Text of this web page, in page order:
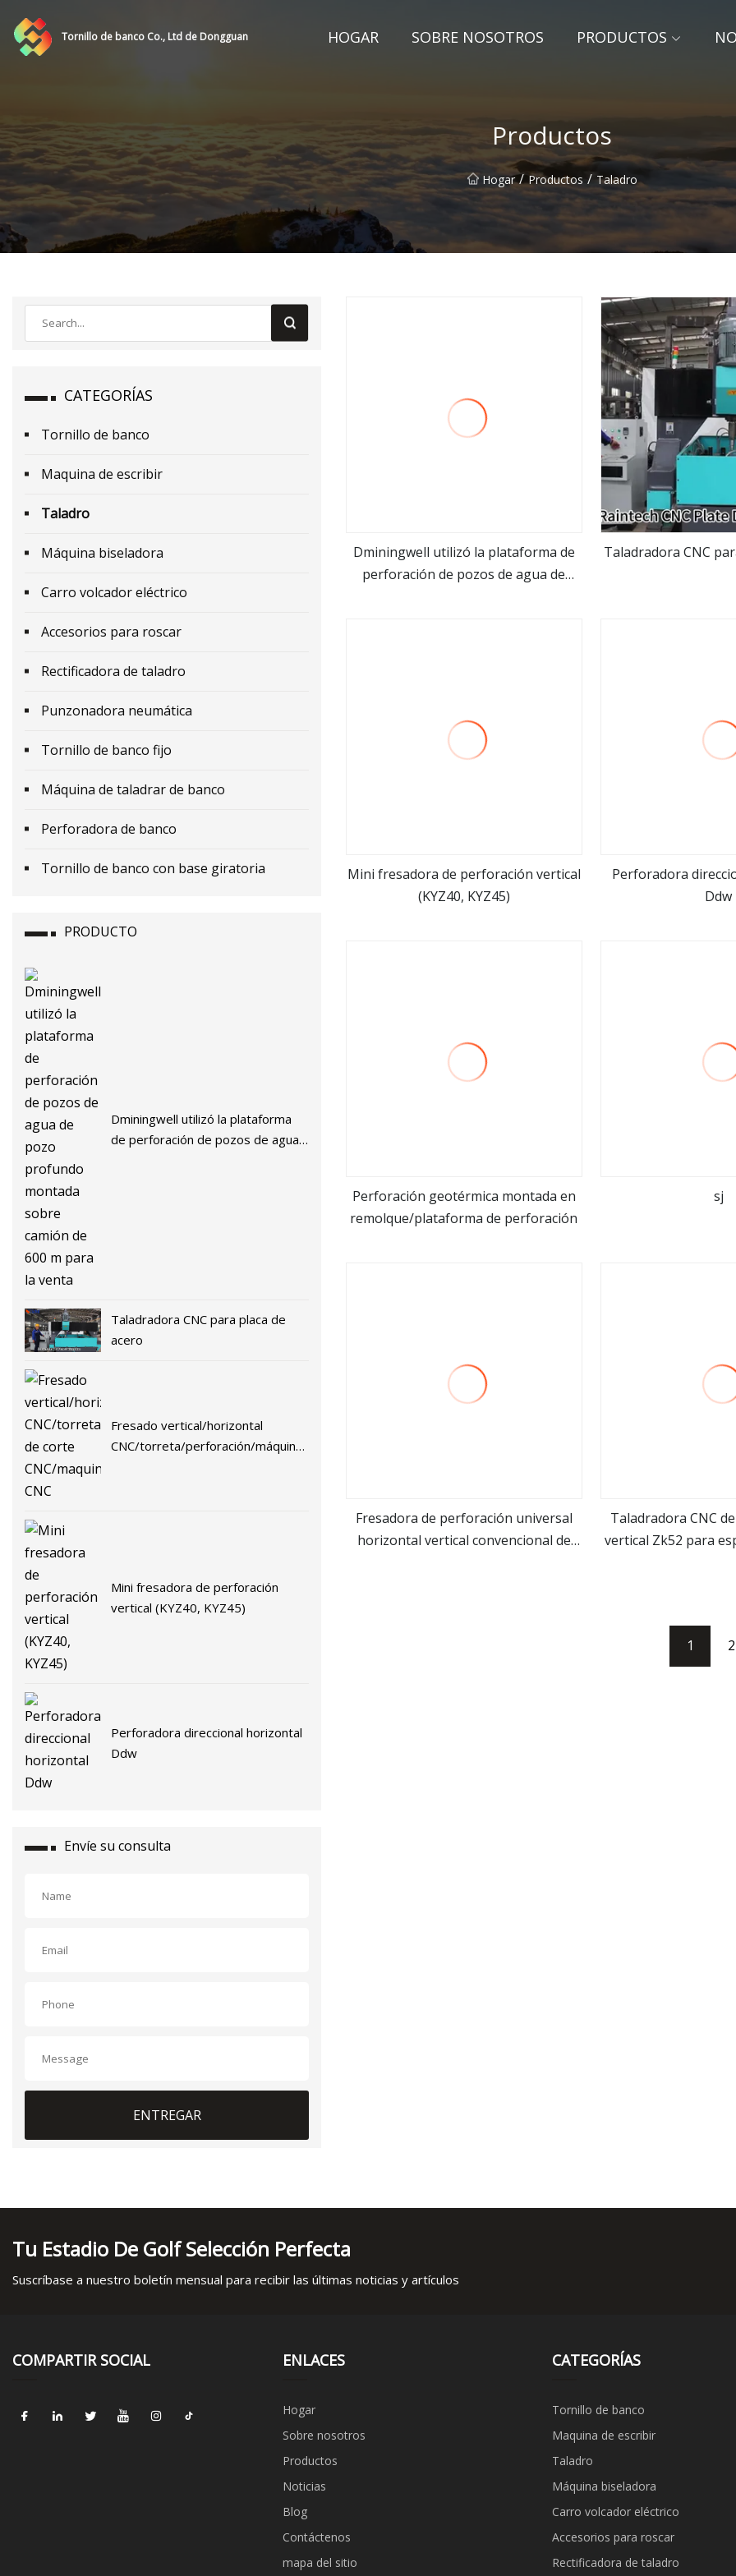
Tornillo de banco Co., Ltd de Dongguan HOGAR SOBRE NOSOTROS PRODUCTOS
Productos
Hogar / Productos / Taladro
CATEGORÍAS
Tornillo de banco
Maquina de escribir
Taladro
Máquina biseladora
Carro volcador eléctrico
Accesorios para roscar
Rectificadora de taladro
Punzonadora neumática
Tornillo de banco fijo
Máquina de taladrar de banco
Perforadora de banco
Tornillo de banco con base giratoria
PRODUCTO
Dminingwell utilizó la plataforma
de perforación de pozos de agua
Taladradora CNC para placa de
acero
Fresado vertical/horizontal
CNC/torreta/perforación/máquina
Mini fresadora de perforación
vertical (KYZ40, KYZ45)
Perforadora direccional horizontal
Ddw
Envíe su consulta
ENTREGAR
ver más
Dminingwell utilizó la plataforma de
perforación de pozos de agua de
Taladradora CNC
ver más
Mini fresadora de perforación vertical
(KYZ40, KYZ45)
ver más
Perforadora
Ddw
ver más
Perforación geotérmica montada en
remolque/plataforma de perforación
sj
ver más
Fresadora de perforación universal
horizontal vertical convencional de
ver
Taladradora CNC
vertical Zk52 para
1
2
Tu Estadio De Golf Selección Perfecta
Suscríbase a nuestro boletín mensual para recibir las últimas noticias y artículos
COMPARTIR SOCIAL ENLACES
Hogar
Sobre nosotros
Productos
Noticias
Blog
Contáctenos
mapa del sitio
CATEGORÍAS
Tornillo de banco
Maquina de escribir
Taladro
Máquina biseladora
Carro volcador eléctrico
Accesorios para roscar
Rectificadora de taladro